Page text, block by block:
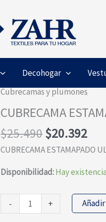
Decohogar
Cubrecamas y plumones
CUBRECAMA
$25.490El
precio
era:
$20.392El
es:
CUBRECAMA ESTAMAPADO
Disponibilidad:Hay
-
CUBRECAMA
ESTAMAPADO
+